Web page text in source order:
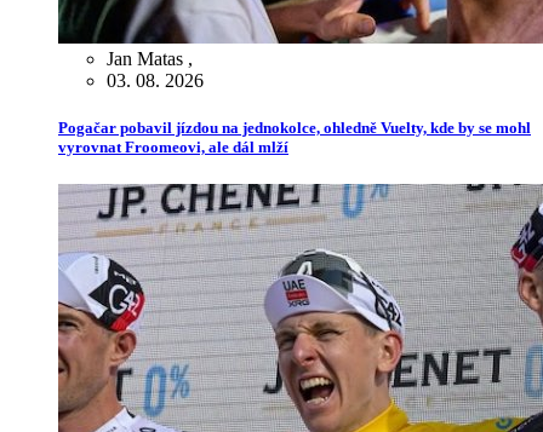
Jan Matas ,
03. 08. 2026
Pogačar pobavil jízdou na jednokolce, ohledně Vuelty, kde by se mohl
vyrovnat Froomeovi, ale dál mlží